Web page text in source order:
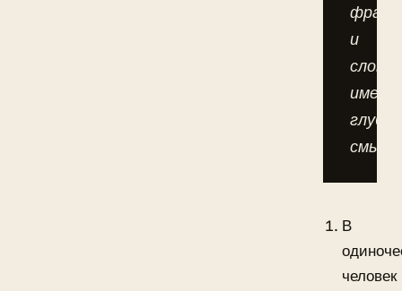
фразы
и
слова,
смысл.
В
человек